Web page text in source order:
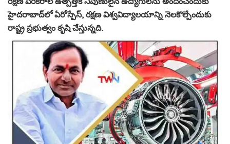
హైదరాబాద్‌లో ఏరోస్పేస్‌, రక్షణ విశ్వవిద్యాలయాన్ని నెలకొల్పేందుకు
రాష్ట్ర ప్రభుత్వం కృషి చేస్తున్నది.